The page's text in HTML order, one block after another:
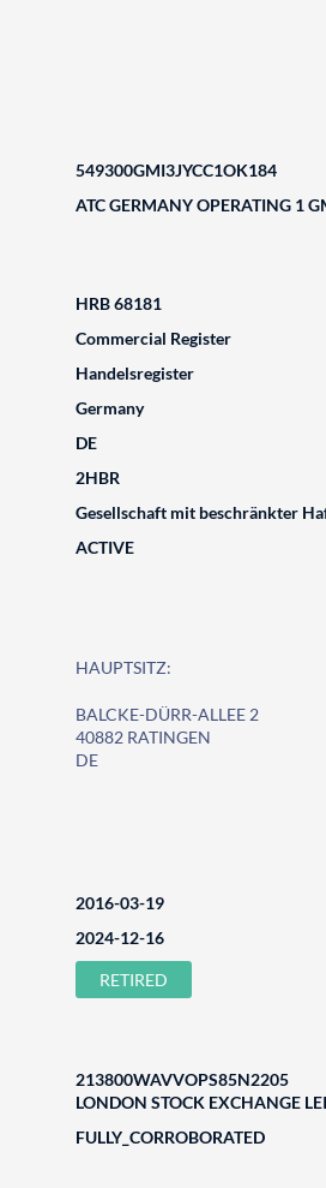
549300GMI3JYCC1OK184
ATC GERMANY OPERATING 1
HRB 68181
Commercial Register
Handelsregister
Germany
DE
2HBR
Gesellschaft mit beschränkter
ACTIVE
HAUPTSITZ:
BALCKE-DÜRR-ALLEE 2
40882 RATINGEN
DE
2016-03-19
2024-12-16
RETIRED
213800WAVVOPS85N2205
LONDON STOCK EXCHANGE
FULLY_CORROBORATED